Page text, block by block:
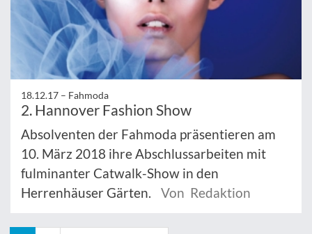
18.12.17 – Fahmoda
2. Hannover Fashion Show
Absolventen der Fahmoda präsentieren am
10. März 2018 ihre Abschlussarbeiten mit
fulminanter Catwalk-Show in den
Herrenhäuser Gärten.
Von Redaktion